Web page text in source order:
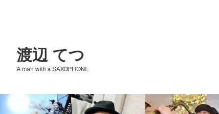
渡辺 てつ
A man with a SAXOPHONE